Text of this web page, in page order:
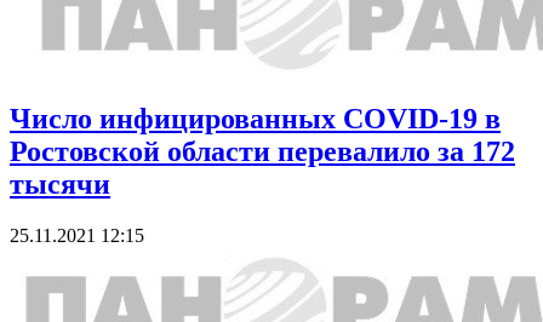
Число инфицированных COVID-19 в
Ростовской области перевалило за 172
тысячи
25.11.2021 12:15